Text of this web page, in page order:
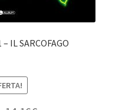
IL SARCOFAGO